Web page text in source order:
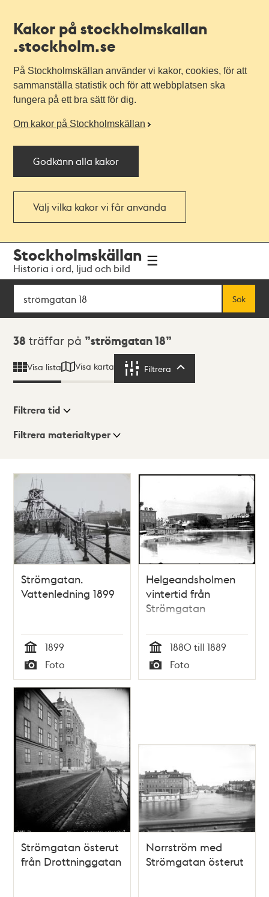
Kakor på stockholmskallan
.stockholm.se
På Stockholmskällan använder vi kakor, cookies, för att
sammanställa statistik och för att webbplatsen ska
fungera på ett bra sätt för dig.
Om kakor på Stockholmskällan
Godkänn alla kakor
Välj vilka kakor vi får använda
navigationen
huvudinnehållet
Stockholmskällan
Historia i ord, ljud och bild
Sök
Sök
Sökresultat
38 träffar på strömgatan 18
Visa lista Visa karta Filtrera
Visningsläge
Lista
Karta
Filtrera tid
Filtrera materialtyper
träffar
Strömgatan.
Vattenledning 1899
Tid
1899
Typ
Foto
Helgeandsholmen
vintertid från
Strömgatan
Tid
1880 till 1889
Typ
Foto
Strömgatan österut
från Drottninggatan
Norrström med
Strömgatan österut